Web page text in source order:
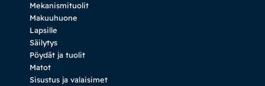
Mekanismituolit
Makuuhuone
Lapsille
Säilytys
Pöydät ja tuolit
Matot
Sisustus ja valaisimet